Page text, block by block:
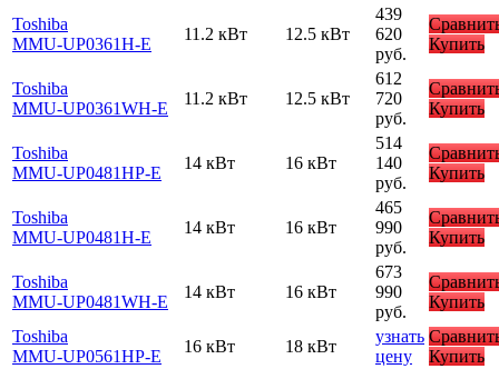
Toshiba
MMU-UP0361H-E
11.2 кВт 12.5 кВт
439
620
руб.
Купить
Toshiba
MMU-UP0361WH-E
11.2 кВт 12.5 кВт
612
720
руб.
Купить
Toshiba
MMU-UP0481HP-E
14 кВт 16 кВт
514
140
руб.
Купить
Toshiba
MMU-UP0481H-E
14 кВт 16 кВт
465
990
руб.
Купить
Toshiba
MMU-UP0481WH-E
14 кВт 16 кВт
673
990
руб.
Купить
Toshiba
MMU-UP0561HP-E
16 кВт 18 кВт
узнать
цену
Купить